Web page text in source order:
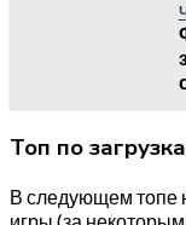
Топ по
В следующем топе